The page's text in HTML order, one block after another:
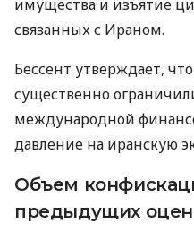
имущества и изъятие
связанных с Ираном.
Бессент утверждает,
существенно
международной
давление на иранскую
Объем
предыдущих